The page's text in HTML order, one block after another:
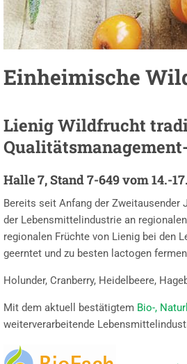
Einheimische
Lienig Wildfrucht
Halle 7, Stand 7-649 vom 14.-
Bereits seit Anfang der
der Lebensmittelindustrie an
regionalen Früchte von Lienig bei den
geerntet und zu besten lactogen
Holunder, Cranberry, Heidelbeere,
Mit dem aktuell bestätigtem Bio-,
weiterverarbeitende